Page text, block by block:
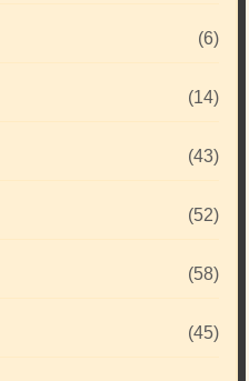
(6)
(14)
(43)
(52)
(58)
(45)